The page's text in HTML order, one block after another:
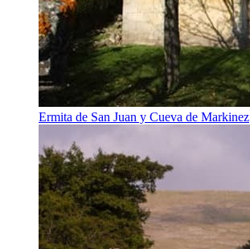
Ermita de San Juan y Cueva de Markinez